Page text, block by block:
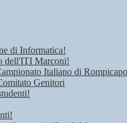
di Informatica!
dell'ITI Marconi!
Italiano di
Genitori